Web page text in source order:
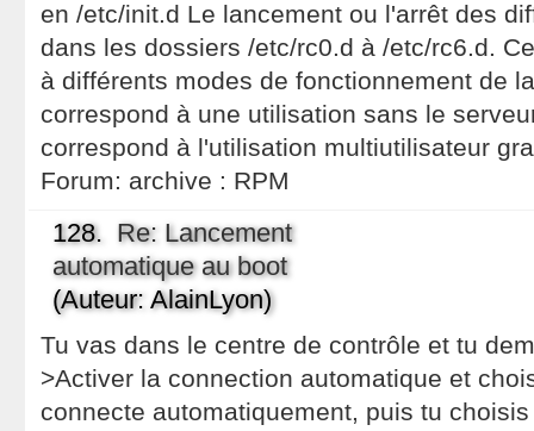
en /etc/init.d Le lancement ou l'arrêt des
dans les dossiers /etc/rc0.d à /etc/rc6.d.
à différents modes de fonctionnement de
correspond à une utilisation sans le
correspond à l'utilisation multiutilisateur
Forum: archive : RPM
128. Re: Lancement
automatique au boot
(Auteur: AlainLyon)
Tu vas dans le centre de contrôle et tu
>Activer la connection automatique et
connecte automatiquement, puis tu